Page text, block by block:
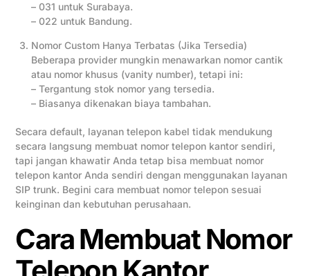
– 031 untuk Surabaya.
– 022 untuk Bandung.
Nomor Custom Hanya Terbatas (Jika Tersedia)
Beberapa provider mungkin menawarkan nomor cantik
atau nomor khusus (vanity number), tetapi ini:
– Tergantung stok nomor yang tersedia.
– Biasanya dikenakan biaya tambahan.
Secara default, layanan telepon kabel tidak mendukung
secara langsung membuat nomor telepon kantor sendiri,
tapi jangan khawatir Anda tetap bisa membuat nomor
telepon kantor Anda sendiri dengan menggunakan layanan
SIP trunk. Begini cara membuat nomor telepon sesuai
keinginan dan kebutuhan perusahaan.
Cara Membuat Nomor